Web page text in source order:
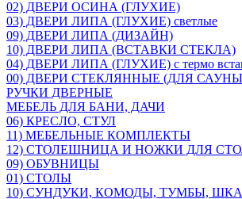
02) ДВЕРИ ОСИНА (ГЛУХИЕ)
03) ДВЕРИ ЛИПА (ГЛУХИЕ) светлые
09) ДВЕРИ ЛИПА (ДИЗАЙН)
10) ДВЕРИ ЛИПА (ВСТАВКИ СТЕКЛА)
04) ДВЕРИ ЛИПА (ГЛУХИЕ) с термо
00) ДВЕРИ СТЕКЛЯННЫЕ (ДЛЯ
РУЧКИ ДВЕРНЫЕ
МЕБЕЛЬ ДЛЯ БАНИ, ДАЧИ
06) КРЕСЛО, СТУЛ
11) МЕБЕЛЬНЫЕ КОМПЛЕКТЫ
12) СТОЛЕШНИЦА И НОЖКИ ДЛЯ
09) ОБУВНИЦЫ
01) СТОЛЫ
10) СУНДУКИ, КОМОДЫ, ТУМБЫ,